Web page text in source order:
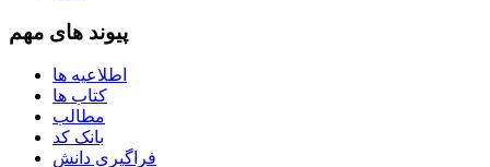
پیوند های مهم
اطلاعیه ها
کتاب ها
مطالب
بانک کد
فراگیری دانش